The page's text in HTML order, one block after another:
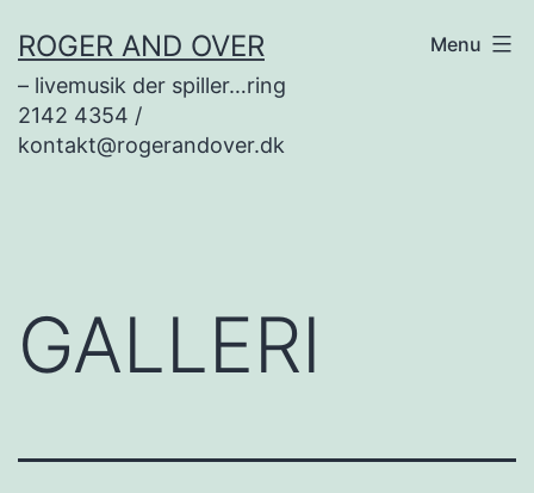
til
indhold
ROGER AND OVER
– livemusik der spiller…ring
2142 4354 /
kontakt@rogerandover.dk
Menu
GALLERI